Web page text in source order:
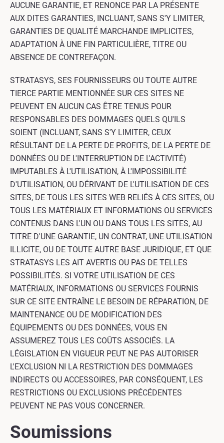
AUCUNE GARANTIE, ET RENONCE PAR LA PRÉSENTE
AUX DITES GARANTIES, INCLUANT, SANS S'Y LIMITER,
GARANTIES DE QUALITÉ MARCHANDE IMPLICITES,
ADAPTATION À UNE FIN PARTICULIÈRE, TITRE OU
ABSENCE DE CONTREFAÇON.
STRATASYS, SES FOURNISSEURS OU TOUTE AUTRE
TIERCE PARTIE MENTIONNÉE SUR CES SITES NE
PEUVENT EN AUCUN CAS ÊTRE TENUS POUR
RESPONSABLES DES DOMMAGES QUELS QU'ILS
SOIENT (INCLUANT, SANS S'Y LIMITER, CEUX
RÉSULTANT DE LA PERTE DE PROFITS, DE LA PERTE DE
DONNÉES OU DE L'INTERRUPTION DE L'ACTIVITÉ)
IMPUTABLES À L'UTILISATION, À L'IMPOSSIBILITÉ
D'UTILISATION, OU DÉRIVANT DE L'UTILISATION DE CES
SITES, DE TOUS LES SITES WEB RELIÉS À CES SITES, OU
TOUS LES MATÉRIAUX ET INFORMATIONS OU SERVICES
CONTENUS DANS L'UN OU DANS TOUS LES SITES, AU
TITRE D'UNE GARANTIE, UN CONTRAT, UNE UTILISATION
ILLICITE, OU DE TOUTE AUTRE BASE JURIDIQUE, ET QUE
STRATASYS LES AIT AVERTIS OU PAS DE TELLES
POSSIBILITÉS. SI VOTRE UTILISATION DE CES
MATÉRIAUX, INFORMATIONS OU SERVICES FOURNIS
SUR CE SITE ENTRAÎNE LE BESOIN DE RÉPARATION, DE
MAINTENANCE OU DE MODIFICATION DES
ÉQUIPEMENTS OU DES DONNÉES, VOUS EN
ASSUMEREZ TOUS LES COÛTS ASSOCIÉS. LA
LÉGISLATION EN VIGUEUR PEUT NE PAS AUTORISER
L'EXCLUSION NI LA RESTRICTION DES DOMMAGES
INDIRECTS OU ACCESSOIRES, PAR CONSÉQUENT, LES
RESTRICTIONS OU EXCLUSIONS PRÉCÉDENTES
PEUVENT NE PAS VOUS CONCERNER.
Soumissions